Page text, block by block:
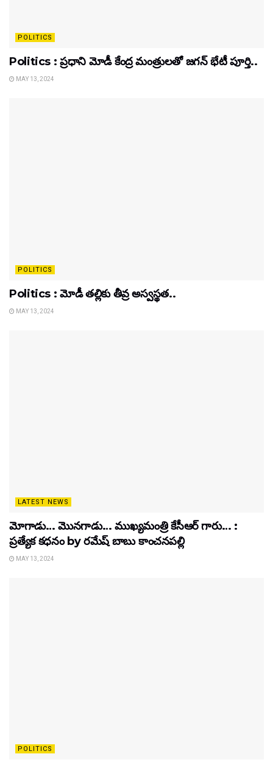
POLITICS
Politics : ప్రధాని మోడీ కేంద్ర మంత్రులతో జగన్ భేటీ పూర్తి..
MAY 13, 2024
POLITICS
Politics : మోడీ తల్లికు తీవ్ర అస్వస్థత..
MAY 13, 2024
LATEST NEWS
మోగాడు… మొనగాడు… ముఖ్యమంత్రి కేసీఆర్ గారు… :
ప్రత్యేక కధనం by రమేష్ బాబు కాంచనపల్లి
MAY 13, 2024
POLITICS